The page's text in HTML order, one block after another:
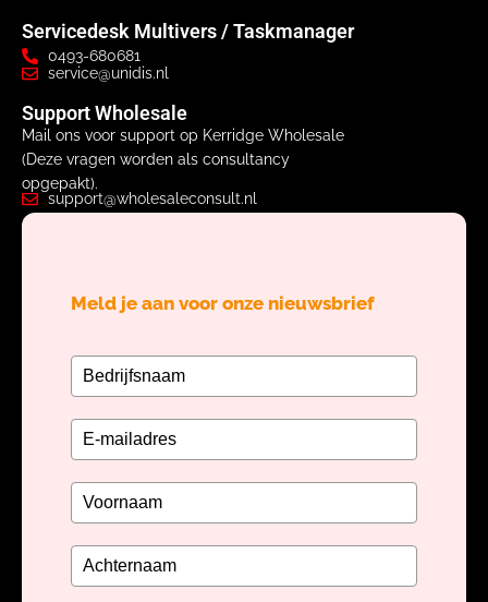
Servicedesk Multivers / Taskmanager
0493-680681
service@unidis.nl
Support Wholesale
Mail ons voor support op Kerridge Wholesale
(Deze vragen worden als consultancy
opgepakt).
support@wholesaleconsult.nl
Meld je aan voor onze nieuwsbrief